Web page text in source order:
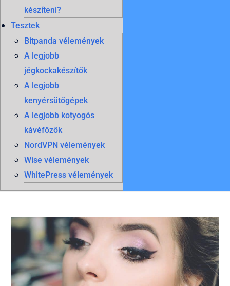
készíteni?
Tesztek
Bitpanda vélemények
A legjobb
jégkockakészítők
A legjobb
kenyérsütőgépek
A legjobb kotyogós
kávéfőzők
NordVPN vélemények
Wise vélemények
WhitePress vélemények